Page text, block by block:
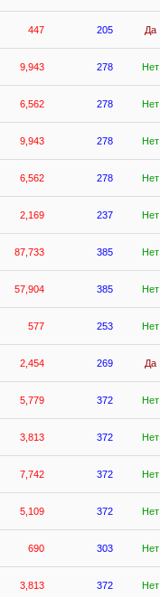
447 205 Да
9,943 278 Нет
6,562 278 Нет
9,943 278 Нет
6,562 278 Нет
2,169 237 Нет
87,733 385 Нет
57,904 385 Нет
577 253 Нет
2,454 269 Да
5,779 372 Нет
3,813 372 Нет
7,742 372 Нет
5,109 372 Нет
690 303 Нет
3,813 372 Нет